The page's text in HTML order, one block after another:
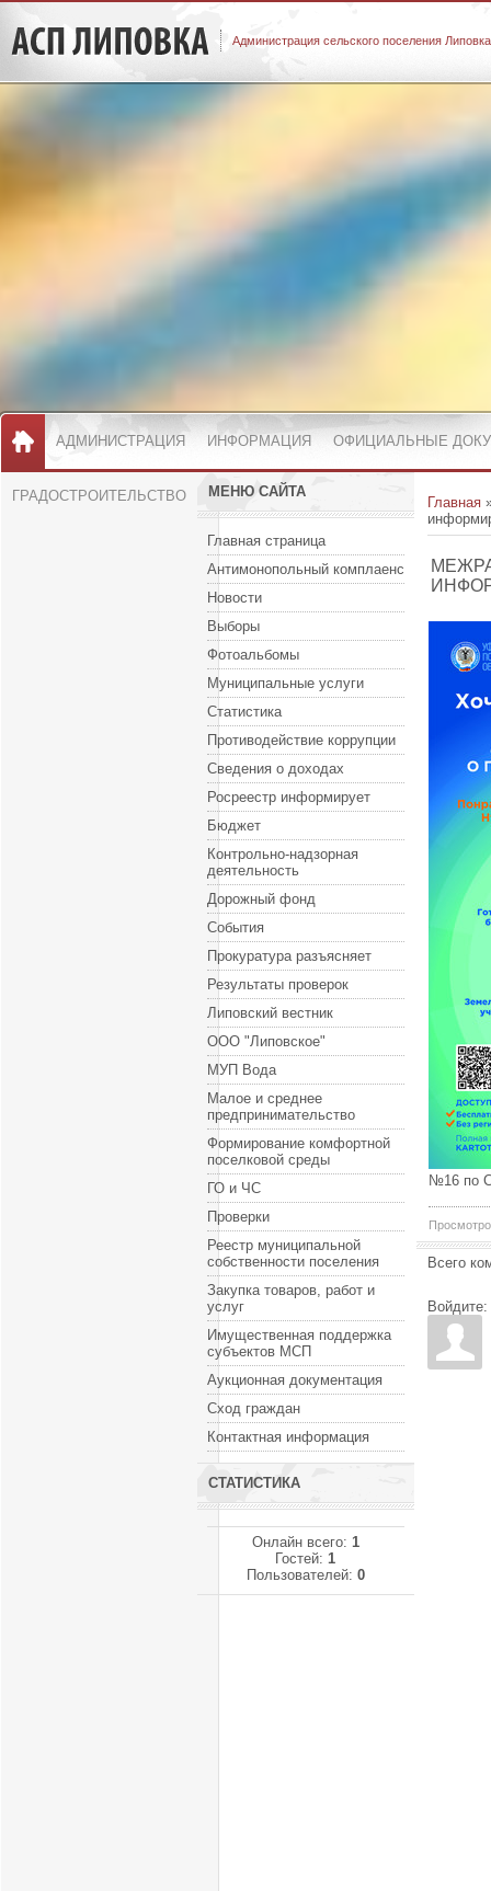
Администрация сельского поселения
АДМИНИСТРАЦИЯ ИНФОРМАЦИЯ ОФИЦИАЛЬНЫЕ
ГРАДОСТРОИТЕЛЬСТВО МЕНЮ САЙТА
Главная страница
Антимонопольный комплаенс
Новости
Выборы
Фотоальбомы
Муниципальные услуги
Статистика
Противодействие коррупции
Сведения о доходах
Росреестр информирует
Бюджет
Контрольно-надзорная
деятельность
Дорожный фонд
События
Прокуратура разъясняет
Результаты проверок
Липовский вестник
ООО "Липовское"
МУП Вода
Малое и среднее
предпринимательство
Формирование комфортной
поселковой среды
ГО и ЧС
Проверки
Реестр муниципальной
собственности поселения
Закупка товаров, работ и
услуг
Имущественная поддержка
субъектов МСП
Аукционная документация
Сход граждан
Контактная информация
СТАТИСТИКА
Онлайн всего: 1
Гостей:1
Пользователей: 0
Главная
№16 по
Всего
Войдите: